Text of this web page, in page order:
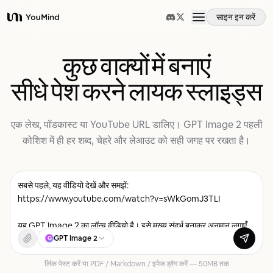
YouMind साइन इन करें
उपयोग के मामले
कौशल
प्रॉम्प्ट
डाउनलोड
कुछ वाक्यों में बनाएं
सीधे पेश करने लायक स्लाइड्स
एक लेख, पॉडकास्ट या YouTube URL डालिए। GPT Image 2 पहली
कोशिश में ही हर शब्द, चेहरे और लेआउट को सही जगह पर रखता है।
G GPT Image 2
लिंक पेस्ट करें या PDF / Markdown / इमेज ड्रैग करें — 50MB तक